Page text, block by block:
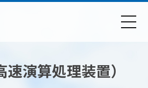
速演算処理装置）